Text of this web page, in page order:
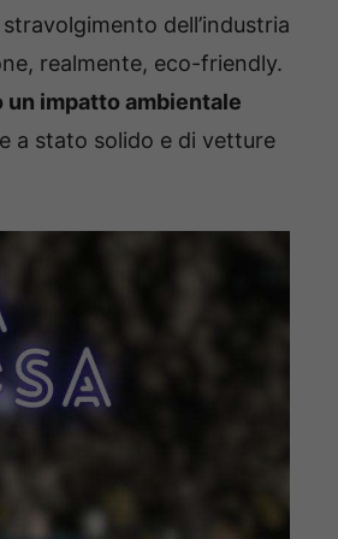
dell’industria
realmente, eco-friendly.
impatto ambientale
a stato solido e di vetture